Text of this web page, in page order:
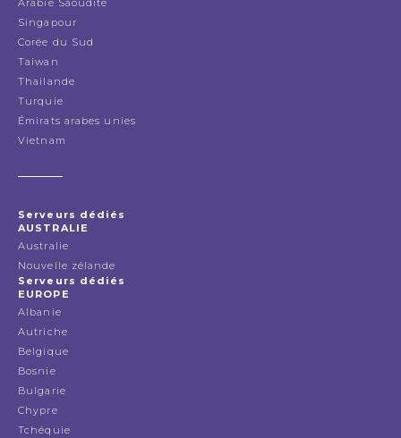
Arabie Saoudite
Singapour
Corée du Sud
Taiwan
Thailande
Turquie
Émirats arabes unies
Vietnam
Serveurs dédiés
AUSTRALIE
Australie
Nouvelle zélande
Serveurs dédiés
EUROPE
Albanie
Autriche
Belgique
Bosnie
Bulgarie
Chypre
Tchéquie